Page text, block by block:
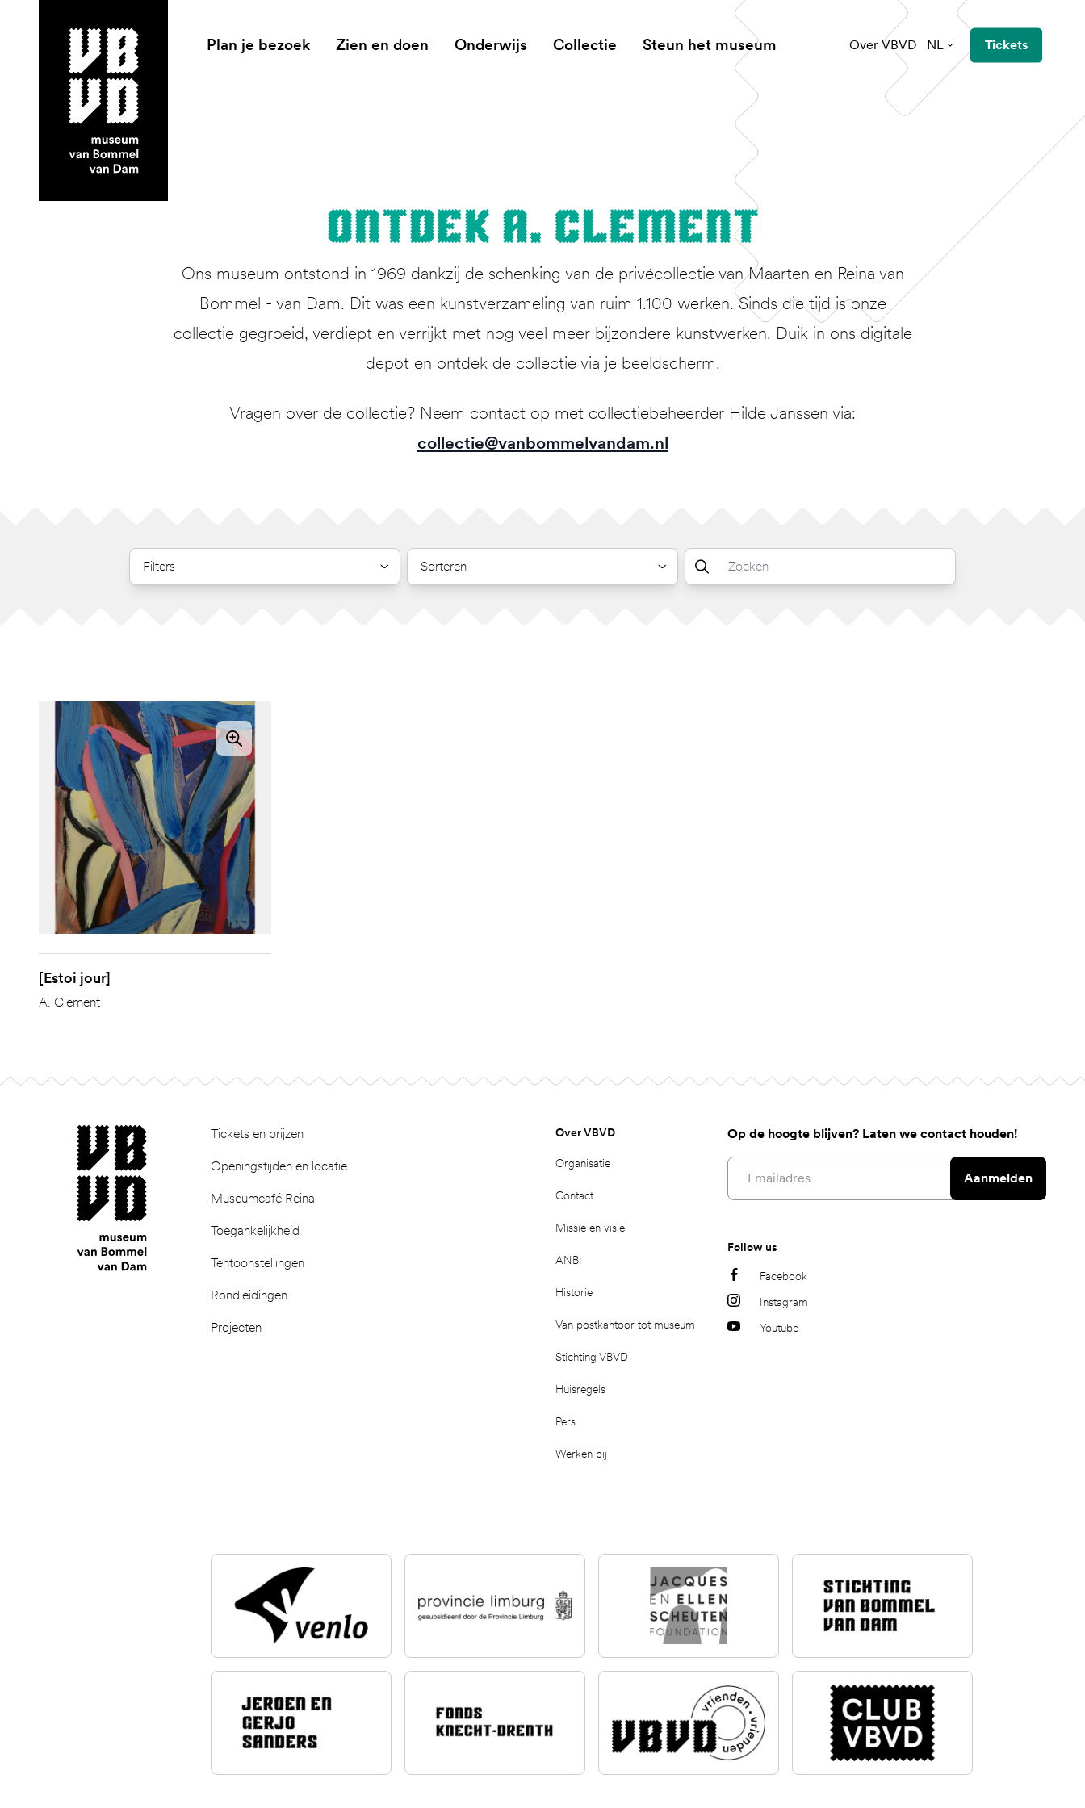
museum van Bommel van Dam
Plan je bezoek Zien en doen Onderwijs Collectie Steun het museum Over VBVD NL Tickets
Ont­dek A. Clement
Ons museum ontstond in 1969 dankzij de schenking van de privécollectie van Maarten en Reina van
Bommel - van Dam. Dit was een kunstverzameling van ruim 1.100 werken. Sinds die tijd is onze
collectie gegroeid, verdiept en verrijkt met nog veel meer bijzondere kunstwerken. Duik in ons digitale
depot en ontdek de collectie via je beeldscherm.
Vragen over de collectie? Neem contact op met collectiebeheerder Hilde Janssen via:
collectie@vanbommelvandam.nl
Filters Sorteren
[Estoi jour]
A. Clement
Tickets en prijzen
Openingstijden en locatie
Museumcafé Reina
Toegankelijkheid
Tentoonstellingen
Rondleidingen
Projecten
museum van Bommel van Dam Over VBVD
Organisatie
Contact
Missie en visie
ANBI
Historie
Van postkantoor tot museum
Stichting VBVD
Huisregels
Pers
Werken bij
Op de hoogte blijven? Laten we contact houden!
Email address
Aanmelden
Follow us
Facebook
Instagram
Youtube